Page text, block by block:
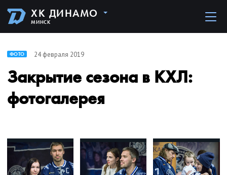
ХК ДИНАМО
МИНСК
ФОТО 24 февраля 2019
Закрытие сезона в КХЛ:
фотогалерея